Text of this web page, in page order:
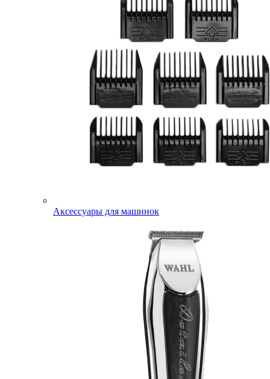
Аксессуары для машинок